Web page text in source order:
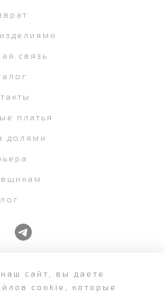
связь
платья
долями
сайт, вы даете
cookie, которые